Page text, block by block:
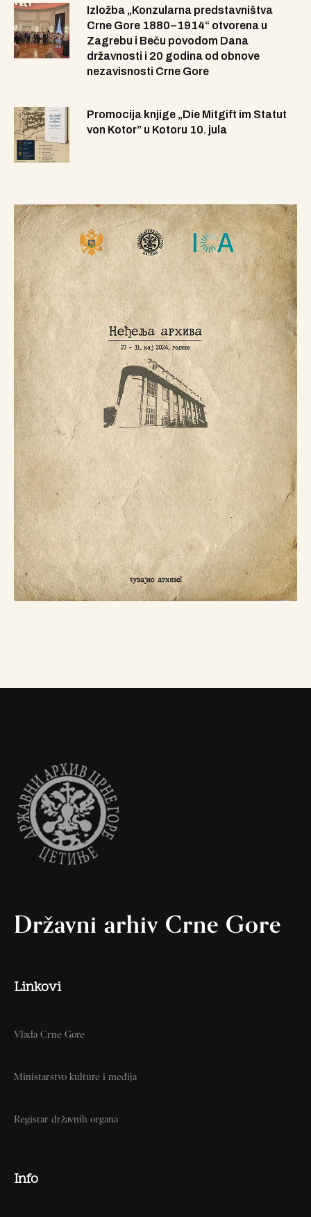
Izložba „Konzularna predstavništva
Crne Gore 1880–1914“ otvorena u
Zagrebu i Beču povodom Dana
državnosti i 20 godina od obnove
nezavisnosti Crne Gore
Promocija knjige „Die Mitgift im Statut
von Kotor” u Kotoru 10. jula
Državni arhiv Crne Gore
Linkovi
Vlada Crne Gore
Ministarstvo kulture i medija
Registar državnih organa
Info